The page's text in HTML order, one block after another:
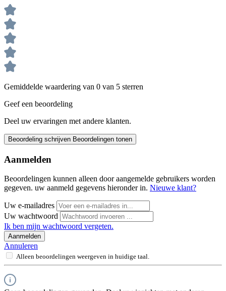
Gemiddelde waardering van 0 van 5 sterren
Geef een beoordeling
Deel uw ervaringen met andere klanten.
Beoordeling schrijven Beoordelingen tonen
Aanmelden
Beoordelingen kunnen alleen door aangemelde gebruikers worden
gegeven. uw aanmeld gegevens hieronder in. Nieuwe klant?
Uw e-mailadres
Uw wachtwoord
Ik ben mijn wachtwoord vergeten.
Aanmelden
Annuleren
Alleen beoordelingen weergeven in huidige taal.